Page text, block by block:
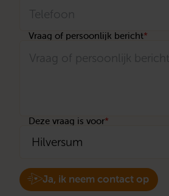
Vraag of persoonlijk bericht*
Deze vraag is voor*
Ja, ik neem contact op